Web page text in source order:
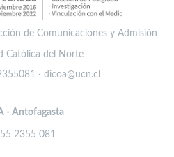
de Comunicaciones y Admisión
Católica del Norte
· dicoa@ucn.cl
- Antofagasta
2355 081